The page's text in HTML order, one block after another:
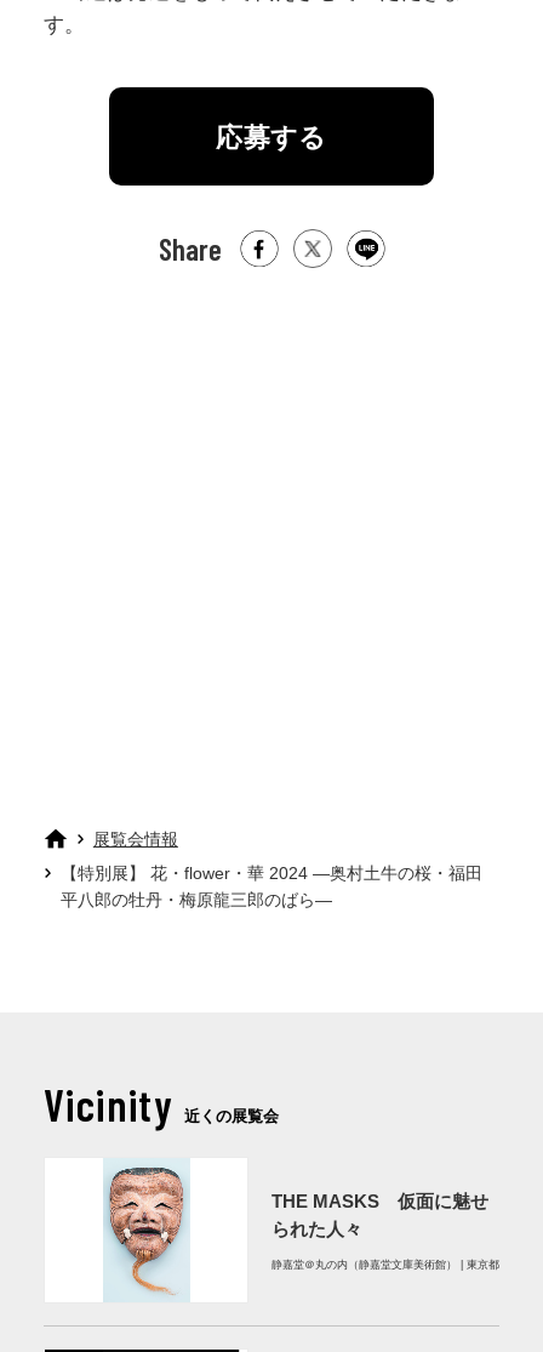
す。
応募する
Share
展覧会情報
【特別展】 花・flower・華 2024 ―奥村土牛の桜・福田
平八郎の牡丹・梅原龍三郎のばら―
Vicinity 近くの展覧会
THE MASKS 仮面に魅せ
られた人々
静嘉堂＠丸の内（静嘉堂文庫美術館） | 東京都